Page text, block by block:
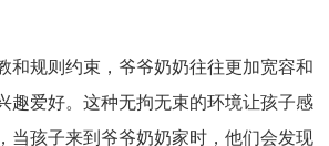
和规则约束，爷爷奶奶往往更加宽容和
趣爱好。这种无拘无束的环境让孩子感
当孩子来到爷爷奶奶家时，他们会发现